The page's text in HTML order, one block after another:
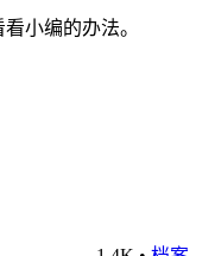
小编的办法。